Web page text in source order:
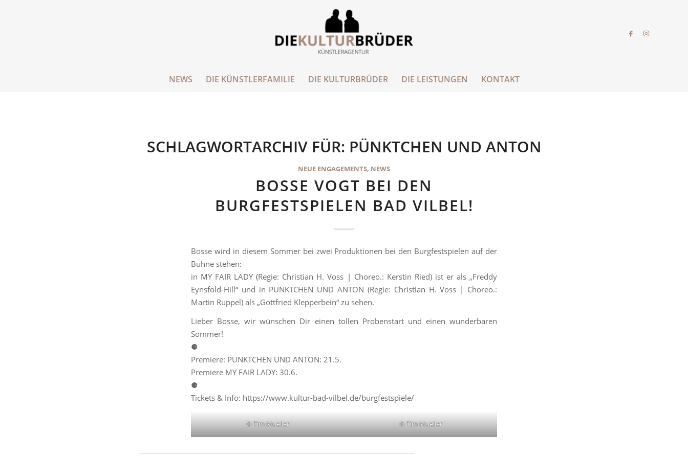
NEWS DIE KÜNSTLERFAMILIE DIE KULTURBRÜDER DIE LEISTUNGEN KONTAKT
SCHLAGWORTARCHIV FÜR: PÜNKTCHEN UND ANTON
NEUE ENGAGEMENTS, NEWS
BOSSE VOGT BEI DEN
BURGFESTSPIELEN BAD VILBEL!
Bosse wird in diesem Sommer bei zwei Produktionen bei den Burgfestspielen auf der
Bühne stehen:
in MY FAIR LADY (Regie: Christian H. Voss | Choreo.: Kerstin Ried) ist er als „Freddy
Eynsfold-Hill“ und in PÜNKTCHEN UND ANTON (Regie: Christian H. Voss | Choreo.:
Martin Ruppel) als „Gottfried Klepperbein“ zu sehen.
Lieber Bosse, wir wünschen Dir einen tollen Probenstart und einen wunderbaren
Sommer!
⚈
Premiere: PÜNKTCHEN UND ANTON: 21.5.
Premiere MY FAIR LADY: 30.6.
⚈
Tickets & Info: https://www.kultur-bad-vilbel.de/burgfestspiele/
© Tim Mueller © Tim Mueller